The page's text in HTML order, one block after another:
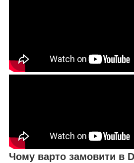
Чому варто замовити в